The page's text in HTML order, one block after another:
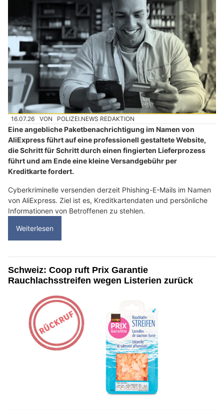
16.07.26 VON POLIZEI.NEWS REDAKTION
Eine angebliche Paketbenachrichtigung im Namen von
AliExpress führt auf eine professionell gestaltete Website,
die Schritt für Schritt durch einen fingierten Lieferprozess
führt und am Ende eine kleine Versandgebühr per
Kreditkarte fordert.
Cyberkriminelle versenden derzeit Phishing-E-Mails im Namen
von AliExpress. Ziel ist es, Kreditkartendaten und persönliche
Informationen von Betroffenen zu stehlen.
Weiterlesen
Schweiz: Coop ruft Prix Garantie
Rauchlachsstreifen wegen Listerien zurück